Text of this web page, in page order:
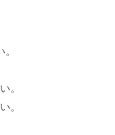
。
。